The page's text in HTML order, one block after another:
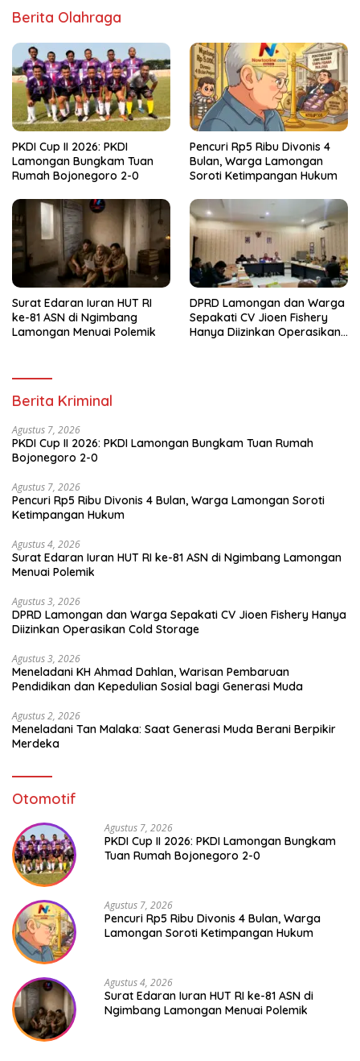
Berita Olahraga
PKDI Cup II 2026: PKDI
Lamongan Bungkam Tuan
Rumah Bojonegoro 2-0
Pencuri Rp5 Ribu Divonis 4
Bulan, Warga Lamongan
Soroti Ketimpangan Hukum
Surat Edaran Iuran HUT RI
ke-81 ASN di Ngimbang
Lamongan Menuai Polemik
DPRD Lamongan dan Warga
Sepakati CV Jioen Fishery
Hanya Diizinkan Operasikan
Berita Kriminal
Agustus 7, 2026
PKDI Cup II 2026: PKDI Lamongan Bungkam Tuan Rumah
Bojonegoro 2-0
Agustus 7, 2026
Pencuri Rp5 Ribu Divonis 4 Bulan, Warga Lamongan Soroti
Ketimpangan Hukum
Agustus 4, 2026
Surat Edaran Iuran HUT RI ke-81 ASN di Ngimbang Lamongan
Menuai Polemik
Agustus 3, 2026
DPRD Lamongan dan Warga Sepakati CV Jioen Fishery Hanya
Diizinkan Operasikan Cold Storage
Agustus 3, 2026
Meneladani KH Ahmad Dahlan, Warisan Pembaruan
Pendidikan dan Kepedulian Sosial bagi Generasi Muda
Agustus 2, 2026
Meneladani Tan Malaka: Saat Generasi Muda Berani Berpikir
Merdeka
Otomotif
Agustus 7, 2026
PKDI Cup II 2026: PKDI Lamongan Bungkam
Tuan Rumah Bojonegoro 2-0
Agustus 7, 2026
Pencuri Rp5 Ribu Divonis 4 Bulan, Warga
Lamongan Soroti Ketimpangan Hukum
Agustus 4, 2026
Surat Edaran Iuran HUT RI ke-81 ASN di
Ngimbang Lamongan Menuai Polemik